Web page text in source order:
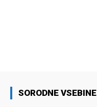
SORODNE VSEBINE